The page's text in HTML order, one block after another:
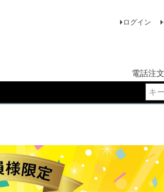
ログイン
電話注文